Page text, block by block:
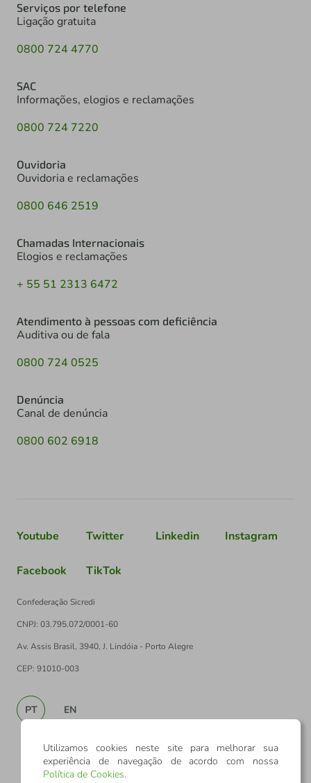
Serviços por telefone
Ligação gratuita
0800 724 4770
SAC
Informações, elogios e reclamações
0800 724 7220
Ouvidoria
Ouvidoria e reclamações
0800 646 2519
Chamadas Internacionais
Elogios e reclamações
+ 55 51 2313 6472
Atendimento à pessoas com deficiência
Auditiva ou de fala
0800 724 0525
Denúncia
Canal de denúncia
0800 602 6918
Youtube Twitter Linkedin Instagram
Facebook TikTok
Confederação Sicredi
CNPJ: 03.795.072/0001-60
Av. Assis Brasil, 3940, J. Lindóia - Porto Alegre
CEP: 91010-003
PT EN
Utilizamos cookies neste site para melhorar sua
experiência de navegação de acordo com nossa
Política de Cookies.